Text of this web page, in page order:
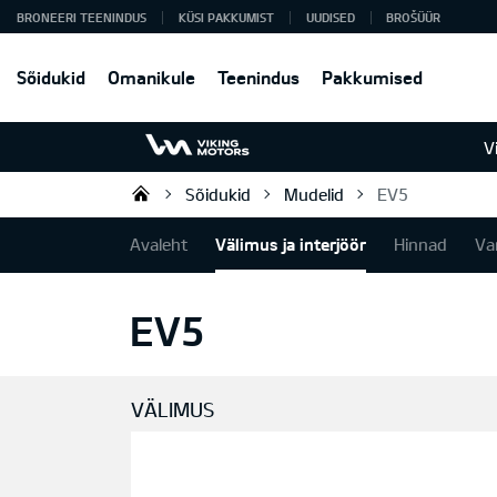
Sõidukid Omanikule Teenindus Pakkumised
BRONEERI TEENINDUS KÜSI PAKKUMIST UUDISED BROŠÜÜR
Viking Motors - Kia müük,
Sõidukid Mudelid EV5
Avaleht Välimus ja interjöör Hinnad
EV5
VÄLIMUS